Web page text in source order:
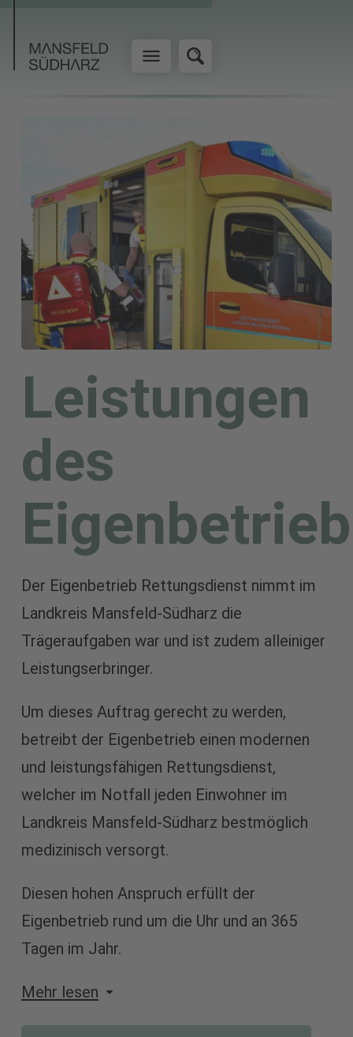
Leistungen
des
Der Eigenbetrieb Rettungsdienst nimmt im
Landkreis Mansfeld-Südharz die
Trägeraufgaben war und ist zudem alleiniger
Leistungserbringer.
Um dieses Auftrag gerecht zu werden,
betreibt der Eigenbetrieb einen modernen
und leistungsfähigen Rettungsdienst,
welcher im Notfall jeden Einwohner im
Landkreis Mansfeld-Südharz bestmöglich
medizinisch versorgt.
Diesen hohen Anspruch erfüllt der
Eigenbetrieb rund um die Uhr und an 365
Tagen im Jahr.
Mehr lesen